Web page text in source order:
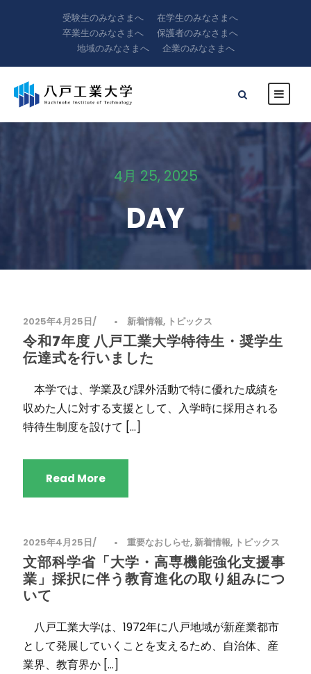
受験生のみなさまへ
在学生のみなさまへ
卒業生のみなさまへ
保護者のみなさまへ
地域のみなさまへ
企業のみなさまへ
4月 25, 2025
DAY
2025年4月25日 • 新着情報, トピックス
令和7年度 八戸工業大学特待生・奨学生
伝達式を行いました
本学では、学業及び課外活動で特に優れた成績を
収めた人に対する支援として、入学時に採用される
特待生制度を設けて […]
Read More
2025年4月25日 • 重要なおしらせ,新着情報, トピックス
文部科学省「大学・高専機能強化支援事
業」採択に伴う教育進化の取り組みにつ
いて
八戸工業大学は、1972年に八戸地域が新産業都市
として発展していくことを支えるため、自治体、産
業界、教育界か […]